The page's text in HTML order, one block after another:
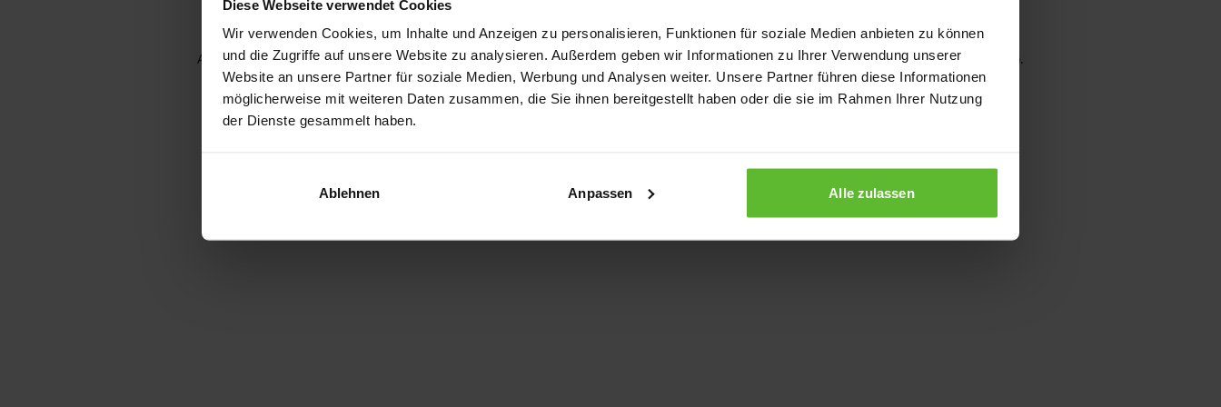
Diese Webseite verwendet Cookies
Wir verwenden Cookies, um Inhalte und Anzeigen zu personalisieren, Funktionen für soziale Medien anbieten zu können
und die Zugriffe auf unsere Website zu analysieren. Außerdem geben wir Informationen zu Ihrer Verwendung unserer
Website an unsere Partner für soziale Medien, Werbung und Analysen weiter. Unsere Partner führen diese Informationen
möglicherweise mit weiteren Daten zusammen, die Sie ihnen bereitgestellt haben oder die sie im Rahmen Ihrer Nutzung
der Dienste gesammelt haben.
Ablehnen Anpassen Alle zulassen
Application error: a client-side exception has occurred while loading www.kurzwego.de (see the browser console for more information).